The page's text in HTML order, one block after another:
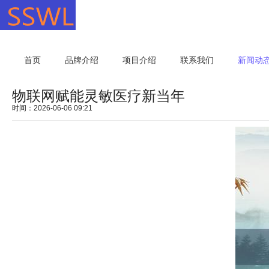
首页 品牌介绍 项目介绍 联系我们 新闻动
物联网赋能灵敏医疗新当年
时间：2026-06-06 09:21